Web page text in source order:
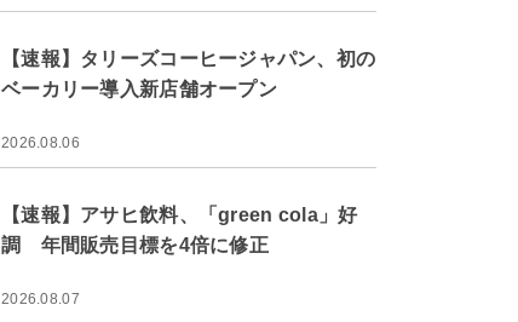
【速報】タリーズコーヒージャパン、初の
ベーカリー導入新店舗オープン
2026.08.06
【速報】アサヒ飲料、「green cola」好
調 年間販売目標を4倍に修正
2026.08.07